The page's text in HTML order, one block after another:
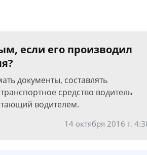
если его производил
документы, составлять
средство водитель
водителем.
14 октября 2016 г.